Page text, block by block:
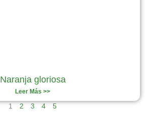
Naranja gloriosa
Leer Más >>
1 2 3 4 5